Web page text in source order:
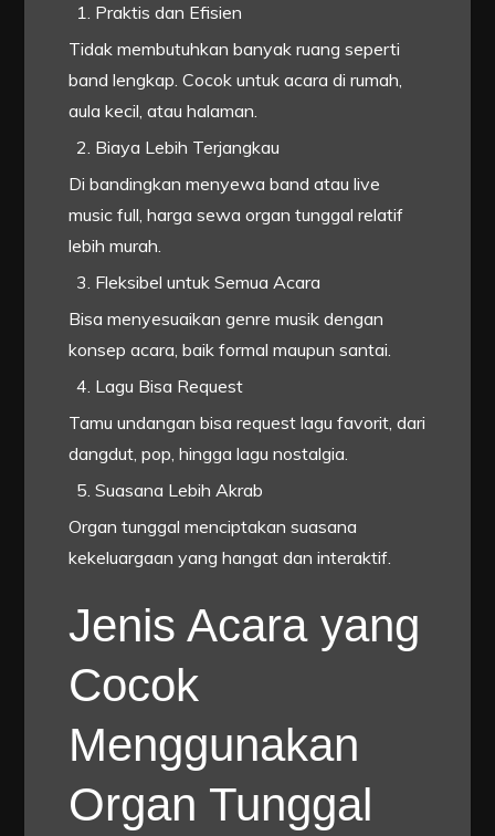
Praktis dan Efisien
Tidak membutuhkan banyak ruang seperti
band lengkap. Cocok untuk acara di rumah,
aula kecil, atau halaman.
Biaya Lebih Terjangkau
Di bandingkan menyewa band atau live
music full, harga sewa organ tunggal relatif
lebih murah.
Fleksibel untuk Semua Acara
Bisa menyesuaikan genre musik dengan
konsep acara, baik formal maupun santai.
Lagu Bisa Request
Tamu undangan bisa request lagu favorit, dari
dangdut, pop, hingga lagu nostalgia.
Suasana Lebih Akrab
Organ tunggal menciptakan suasana
kekeluargaan yang hangat dan interaktif.
Jenis Acara yang
Cocok
Menggunakan
Organ Tunggal